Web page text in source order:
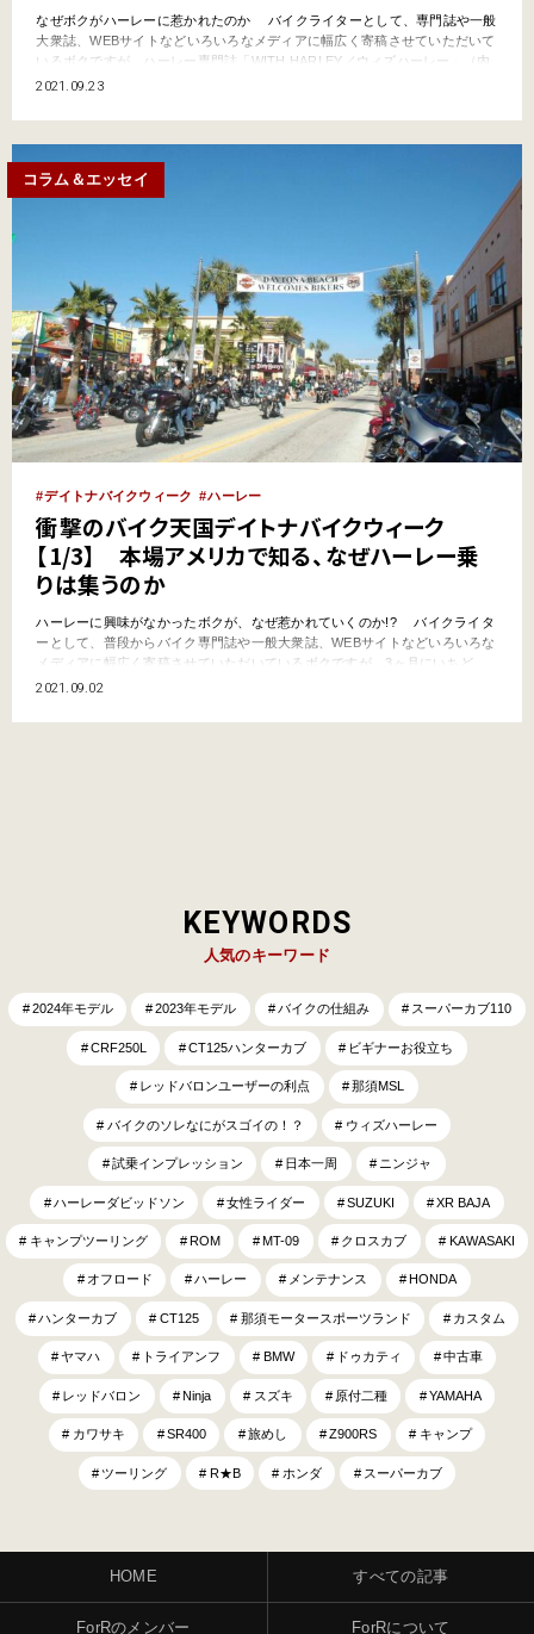
なぜボクがハーレーに惹かれたのか バイクライターとして、専門誌や一般
大衆誌、WEBサイトなどいろいろなメディアに幅広く寄稿させていただいて
いるボクですが、ハーレー専門誌「WITH HARLEY／ウィズハーレー」（内
外出版社より3、6、9、12月上旬発売）」では、編集長を務めさせていただ
が、どうしてハーレー専門誌に携わってい…
2021.09.23
コラム＆エッセイ
デイトナバイクウィーク ハーレー
衝撃のバイク天国デイトナバイクウィーク
【1/3】 本場アメリカで知る、なぜハーレー乗
りは集うのか
ハーレーに興味がなかったボクが、なぜ惹かれていくのか!? バイクライタ
ーとして、普段からバイク専門誌や一般大衆誌、WEBサイトなどいろいろな
メディアに幅広く寄稿させていただいているボクですが、3ヶ月にいちど
（季刊）のペースで発売中のハーレー専門誌「WITH HARLEY／ウィズハー
せていただいております。 片岡義男のオート…
2021.09.02
KEYWORDS
人気のキーワード
2024年モデル 2023年モデル バイクの仕組み スーパーカブ110
CRF250L CT125ハンターカブ ビギナーお役立ち
レッドバロンユーザーの利点 那須MSL
バイクのソレなにがスゴイの！？ ウィズハーレー
試乗インプレッション 日本一周 ニンジャ
ハーレーダビッドソン 女性ライダー SUZUKI XR BAJA
キャンプツーリング ROM MT-09 クロスカブ KAWASAKI
オフロード ハーレー メンテナンス HONDA
ハンターカブ CT125 那須モータースポーツランド カスタム
ヤマハ トライアンフ BMW ドゥカティ 中古車
レッドバロン Ninja スズキ 原付二種 YAMAHA
カワサキ SR400 旅めし Z900RS キャンプ
ツーリング R★B ホンダ スーパーカブ
HOME すべての記事
ForRのメンバー ForRについて